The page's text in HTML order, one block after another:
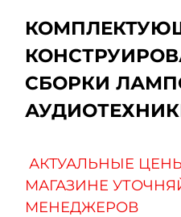
СБОРКИ
АКТУАЛЬНЫЕ
МАГАЗИНЕ
МЕНЕДЖЕРОВ